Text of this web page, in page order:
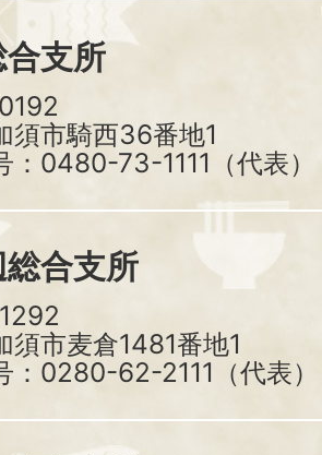
支所
須市騎西36番地1
：0480-73-1111（代表）
合支所
須市麦倉1481番地1
：0280-62-2111（代表）